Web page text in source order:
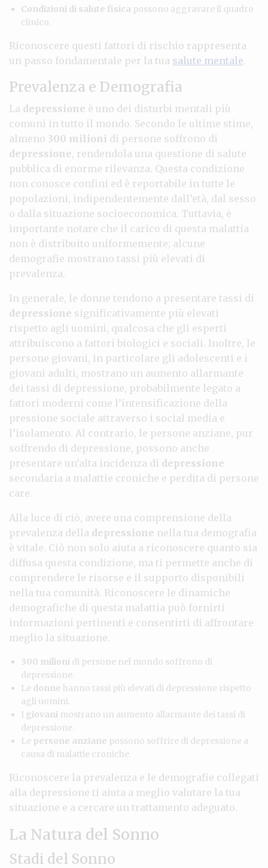
Condizioni di salute fisica possono aggravare il quadro
clinico.
Riconoscere questi fattori di rischio rappresenta
un passo fondamentale per la tua salute mentale.
Prevalenza e Demografia
La depressione è uno dei disturbi mentali più
comuni in tutto il mondo. Secondo le ultime stime,
almeno 300 milioni di persone soffrono di
depressione, rendendola una questione di salute
pubblica di enorme rilevanza. Questa condizione
non conosce confini ed è reportabile in tutte le
popolazioni, indipendentemente dall’età, dal sesso
o dalla situazione socioeconomica. Tuttavia, è
importante notare che il carico di questa malattia
non è distribuito uniformemente; alcune
demografie mostrano tassi più elevati di
prevalenza.
In generale, le donne tendono a presentare tassi di
depressione significativamente più elevati
rispetto agli uomini, qualcosa che gli esperti
attribuiscono a fattori biologici e sociali. Inoltre, le
persone giovani, in particolare gli adolescenti e i
giovani adulti, mostrano un aumento allarmante
dei tassi di depressione, probabilmente legato a
fattori moderni come l’intensificazione della
pressione sociale attraverso i social media e
l’isolamento. Al contrario, le persone anziane, pur
soffrendo di depressione, possono anche
presentare un’alta incidenza di depressione
secondaria a malattie croniche e perdita di persone
care.
Alla luce di ciò, avere una comprensione della
prevalenza della depressione nella tua demografia
è vitale. Ciò non solo aiuta a riconoscere quanto sia
diffusa questa condizione, ma ti permette anche di
comprendere le risorse e il supporto disponibili
nella tua comunità. Riconoscere le dinamiche
demografiche di questa malattia può fornirti
informazioni pertinenti e consentirti di affrontare
meglio la situazione.
300 milioni di persone nel mondo soffrono di
depressione.
Le donne hanno tassi più elevati di depressione rispetto
agli uomini.
I giovani mostrano un aumento allarmante dei tassi di
depressione.
Le persone anziane possono soffrire di depressione a
causa di malattie croniche.
Riconoscere la prevalenza e le demografie collegati
alla depressione ti aiuta a meglio valutare la tua
situazione e a cercare un trattamento adeguato.
La Natura del Sonno
Stadi del Sonno